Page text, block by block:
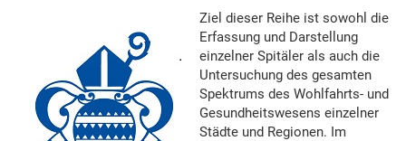
Ziel dieser Reihe ist sowohl die
Erfassung und Darstellung
einzelner Spitäler als auch die
Untersuchung des gesamten
Spektrums des Wohlfahrts- und
Gesundheitswesens einzelner
Städte und Regionen. Im